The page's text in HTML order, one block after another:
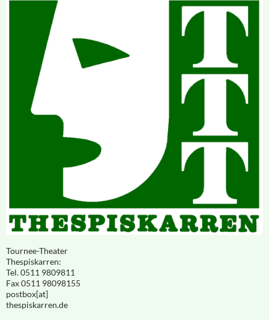
Tournee-Theater
Thespiskarren:
Tel. 0511 9809811
Fax 0511 98098155
postbox[at]
thespiskarren.de